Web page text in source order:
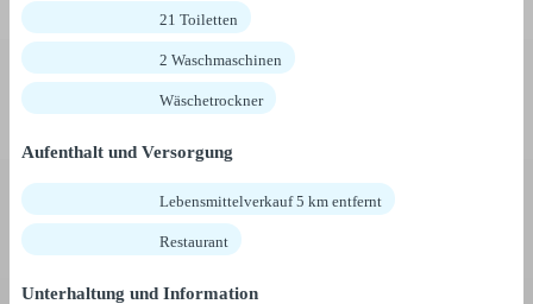
21 Toiletten
2 Waschmaschinen
Wäschetrockner
Aufenthalt und Versorgung
Lebensmittelverkauf 5 km entfernt
Restaurant
Unterhaltung und Information